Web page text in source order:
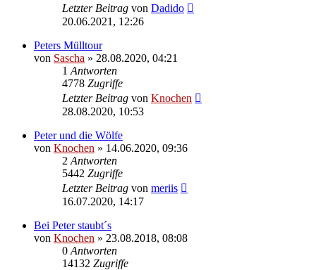
Letzter Beitrag von Dadido
20.06.2021, 12:26
Peters Mülltour
von Sascha » 28.08.2020, 04:21
1 Antworten
4778 Zugriffe
Letzter Beitrag von Knochen
28.08.2020, 10:53
Peter und die Wölfe
von Knochen » 14.06.2020, 09:36
2 Antworten
5442 Zugriffe
Letzter Beitrag von meriis
16.07.2020, 14:17
Bei Peter staubt´s
von Knochen » 23.08.2018, 08:08
0 Antworten
14132 Zugriffe